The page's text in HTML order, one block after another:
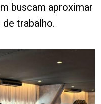
buscam aproximar
trabalho.